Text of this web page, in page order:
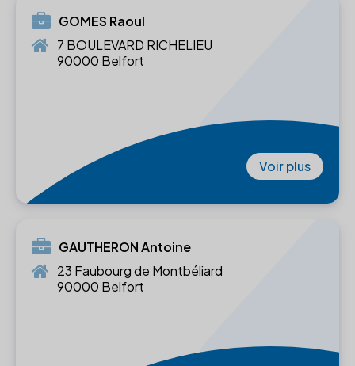
GOMES Raoul
7 BOULEVARD RICHELIEU
90000 Belfort
Voir plus
GAUTHERON Antoine
23 Faubourg de Montbéliard
90000 Belfort